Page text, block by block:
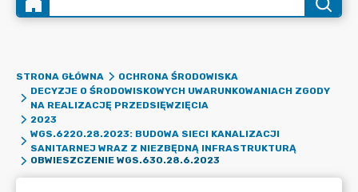
STRONA GŁÓWNA
OCHRONA ŚRODOWISKA
DECYZJE O ŚRODOWISKOWYCH UWARUNKOWANIACH ZGODY
NA REALIZACJĘ PRZEDSIĘWZIĘCIA
2023
WGS.6220.28.2023: BUDOWA SIECI KANALIZACJI
SANITARNEJ WRAZ Z NIEZBĘDNĄ INFRASTRUKTURĄ
OBWIESZCZENIE WGS.630.28.6.2023